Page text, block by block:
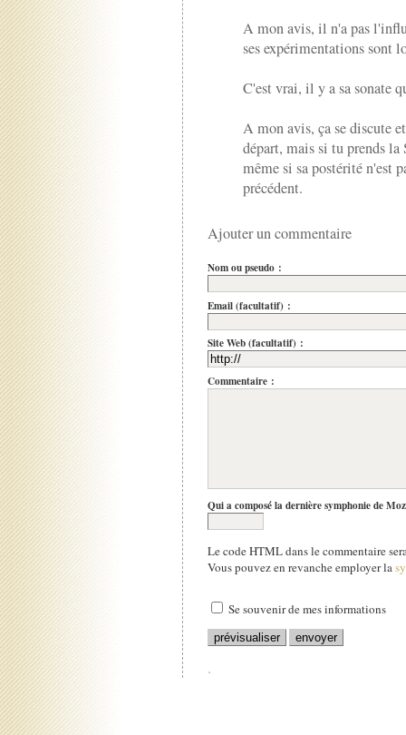
A mon avis, il n'a pas
ses expérimentations sont
C'est vrai, il y a sa sonate
A mon avis, ça se discute
départ, mais si tu prends la
même si sa postérité n'est
précédent.
Ajouter un commentaire
Nom ou pseudo :
Email (facultatif) :
Site Web (facultatif) :
Commentaire :
Qui a composé la dernière symphonie de
Le code HTML dans le commentaire
Vous pouvez en revanche employer la
Se souvenir de mes informations
.